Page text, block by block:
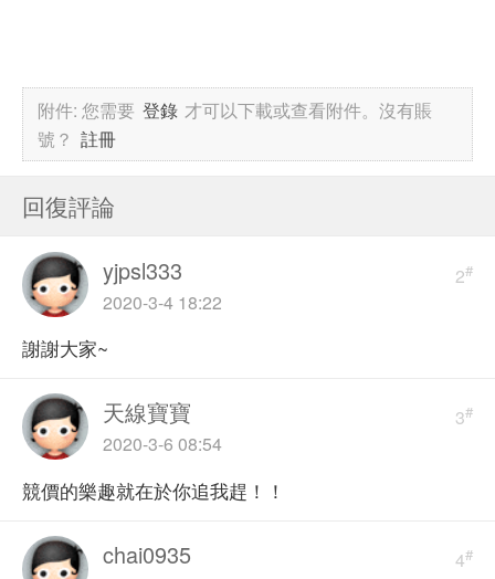
附件:您需要 登錄 才可以下載或查看附件。沒有賬
號？ 註冊
回復評論
2#
yjpsl333
2020-3-4 18:22
謝謝大家~
3#
天線寶寶
2020-3-6 08:54
競價的樂趣就在於你追我趕！！
4#
chai0935